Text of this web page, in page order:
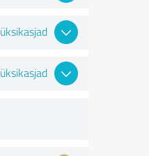
üksikasjad
üksikasjad